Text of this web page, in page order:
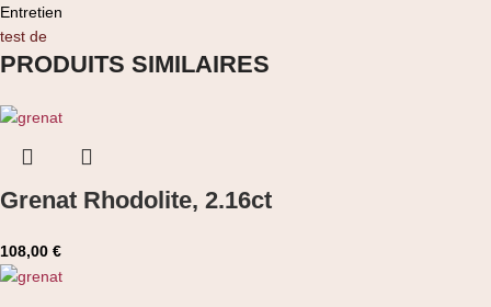
Entretien
test de
PRODUITS SIMILAIRES
Grenat Rhodolite, 2.16ct
108,00 €